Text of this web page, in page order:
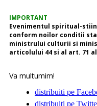
IMPORTANT
Evenimentul spiritual-
conform noilor conditii
ministrului culturii si
articolului 44 si al art. 71
Va multumim!
distribuiti pe
distribuiti pe